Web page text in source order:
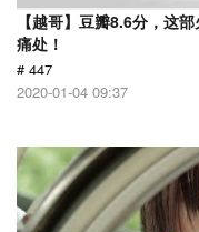
【越哥】豆瓣8.6分，这
痛处！
# 447
2020-01-04 09:37